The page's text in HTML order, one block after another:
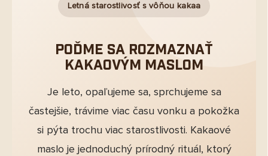
Letná starostlivosť s vôňou kakaa
Poďme sa rozmaznať
kakaovým maslom
Je leto, opaľujeme sa, sprchujeme sa
častejšie, trávime viac času vonku a pokožka
si pýta trochu viac starostlivosti. Kakaové
maslo je jednoduchý prírodný rituál, ktorý